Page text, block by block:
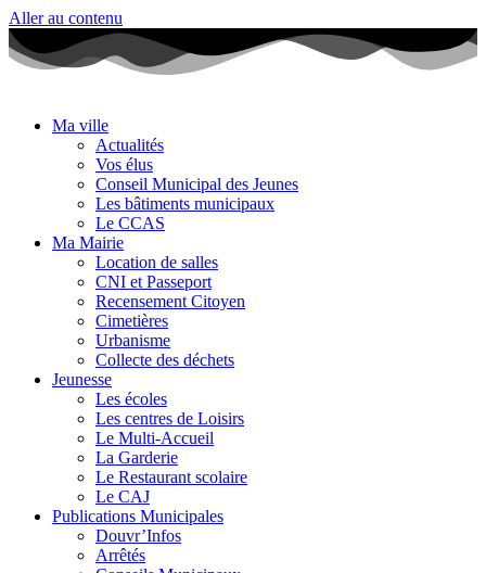
Aller au contenu
Ma ville
Actualités
Vos élus
Conseil Municipal des Jeunes
Les bâtiments municipaux
Le CCAS
Ma Mairie
Location de salles
CNI et Passeport
Recensement Citoyen
Cimetières
Urbanisme
Collecte des déchets
Jeunesse
Les écoles
Les centres de Loisirs
Le Multi-Accueil
La Garderie
Le Restaurant scolaire
Le CAJ
Publications Municipales
Douvr’Infos
Arrêtés